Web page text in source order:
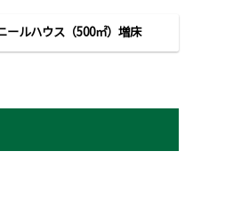
ールハウス（500㎡）増床